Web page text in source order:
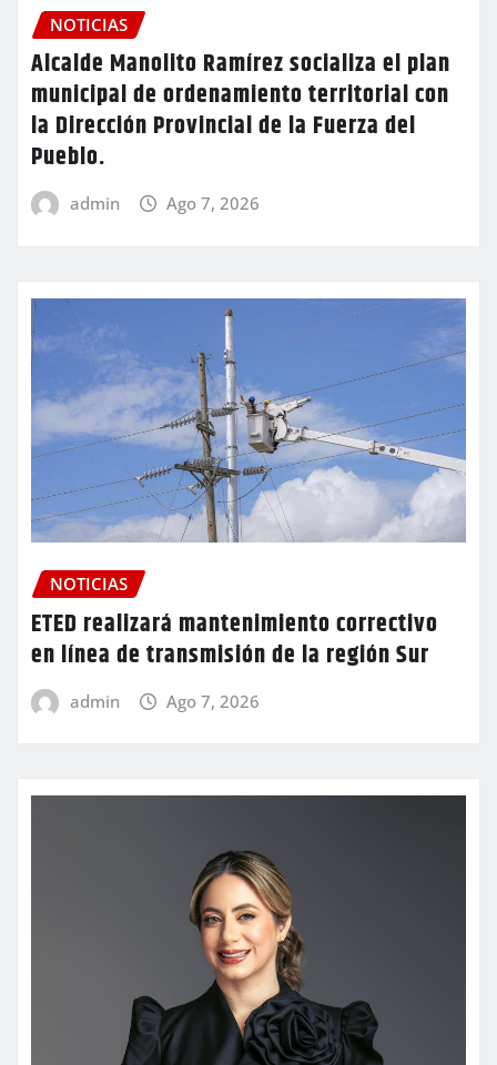
NOTICIAS
Alcalde Manolito Ramírez socializa el plan
municipal de ordenamiento territorial con
la Dirección Provincial de la Fuerza del
Pueblo.
admin Ago 7, 2026
NOTICIAS
ETED realizará mantenimiento correctivo
en línea de transmisión de la región Sur
admin Ago 7, 2026